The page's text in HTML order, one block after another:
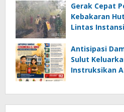
Gerak Cepat
Kebakaran
Lintas
Antisipasi
Sulut
Instruksikan